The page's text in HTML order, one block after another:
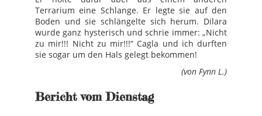
Terrarium eine Schlange. Er legte sie auf den
Boden und sie schlängelte sich herum. Dilara
wurde ganz hysterisch und schrie immer: „Nicht
zu mir!!! Nicht zu mir!!!“ Cagla und ich durften
sie sogar um den Hals gelegt bekommen!
(von Fynn L.)
Bericht vom Dienstag